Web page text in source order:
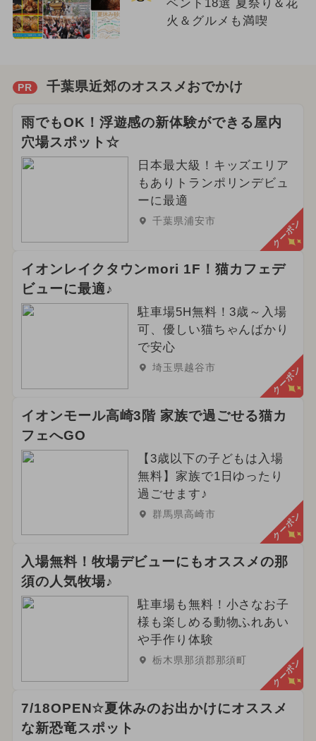
ベント18選 夏祭り＆花
火＆グルメも満喫
PR 千葉県近郊のオススメおでかけ
雨でもOK！浮遊感の新体験ができる屋内
穴場スポット☆
日本最大級！キッズエリア
もありトランポリンデビュ
ーに最適
千葉県浦安市 クーポン
イオンレイクタウンmori 1F！猫カフェデ
ビューに最適♪
駐車場5H無料！3歳～入場
可、優しい猫ちゃんばかり
で安心
埼玉県越谷市 クーポン
イオンモール高崎3階 家族で過ごせる猫カ
フェへGO
【3歳以下の子どもは入場
無料】家族で1日ゆったり
過ごせます♪
群馬県高崎市 クーポン
入場無料！牧場デビューにもオススメの那
須の人気牧場♪
駐車場も無料！小さなお子
様も楽しめる動物ふれあい
や手作り体験
栃木県那須郡那須町 クーポン
7/18OPEN☆夏休みのお出かけにオススメ
な新恐竜スポット